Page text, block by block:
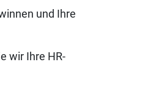
und Ihre
wir Ihre HR-